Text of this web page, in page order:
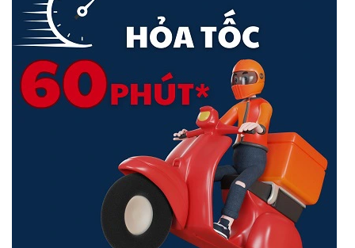
Phần cứng chất lượng cao cho trải nghiệm mượt mà
Kết nối liền mạch:
Bộ định tuyến được trang bị 4 ăng-ten bên
ngoài để đảm bảo tín hiệu ổn định hơn và vùng phủ sóng rộng hơn.